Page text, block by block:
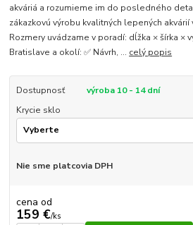
akváriá a rozumieme im do posledného
zákazkovú výrobu kvalitných lepených
Rozmery uvádzame v poradí: dĺžka × šírka ×
Bratislave a okolí: ✅ Návrh, ... celý popis
Dostupnosť
výroba 10 - 14 dní
Krycie sklo
Nie sme platcovia DPH
cena od
159 €/ks